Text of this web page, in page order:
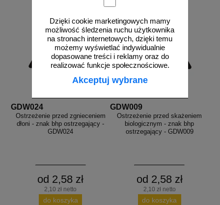
Dzięki cookie marketingowych mamy
możliwość śledzenia ruchu użytkownika
na stronach internetowych, dzięki temu
możemy wyświetlać indywidualnie
dopasowane treści i reklamy oraz do
realizować funkcje społecznościowe.
Akceptuj wybrane
GDW024
Ostrzeżenie przed zgnieceniem
dłoni - znak bhp ostrzegający -
GDW024
od 2,58 zł
2,10 zł netto
do koszyka
GDW009
Ostrzeżenie przed skażeniem
biologicznym - znak bhp
ostrzegający - GDW009
od 2,58 zł
2,10 zł netto
do koszyka